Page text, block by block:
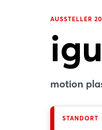
AUSSTELLER
motion
STANDORT